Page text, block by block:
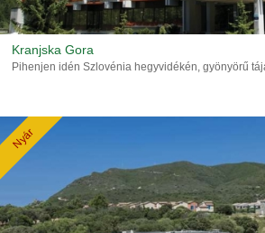
Kranjska Gora
Pihenjen idén Szlovénia hegyvidékén, gyönyörű
Nyár